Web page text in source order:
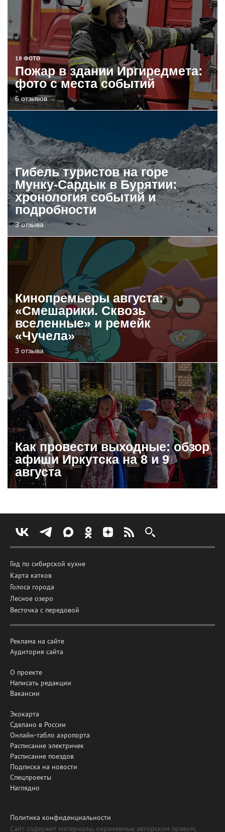
18 ФОТО
Пожар в здании Иргиредмета:
фото с места событий
6 отзывов
Гибель туристов на горе
Мунку-Сардык в Бурятии:
хронология событий и
подробности
3 отзыва
Кинопремьеры августа:
«Смешарики. Сквозь
вселенные» и ремейк
«Чучела»
3 отзыва
Как провести выходные: обзор
афиши Иркутска на 8 и 9
августа
Гид по сибирской кухне
Карта катков
Голоса города
Лесное озеро
Весточка с передовой
Реклама на сайте
Аудитория сайта
О проекте
Написать редакции
Вакансии
Экокарта
Сделано в России
Онлайн-табло аэропорта
Расписание электричек
Расписание поездов
Подписка на новости
Спецпроекты
Наглядно
Политика конфиденциальности
Сайт содержит материалы, охраняемые авторским правом,